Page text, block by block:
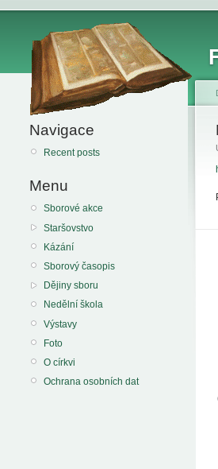
Navigace
Recent posts
Menu
Sborové akce
Staršovstvo
Kázání
Sborový časopis
Dějiny sboru
Nedělní škola
Výstavy
Foto
O církvi
Ochrana osobních dat